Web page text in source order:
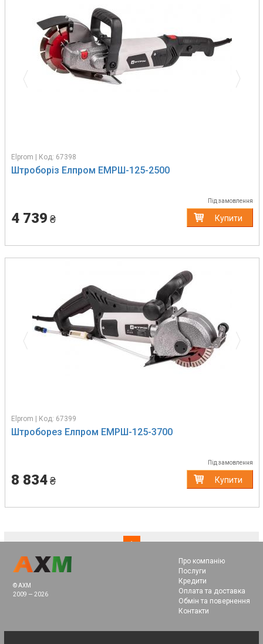
Previous Next
Elprom | Код: 67398
Штроборіз Елпром ЕМРШ-125-2500
Під замовлення
4 739 ₴ Купити
Previous
Elprom | Код: 67399
Штроборез Елпром ЕМРШ-125-3700
Під замовлення
8 834₴ Купити
1(current)
© AXM
2009 — 2026
Про компанію
Послуги
Кредити
Оплата та доставка
Обмін та повернення
Контакти